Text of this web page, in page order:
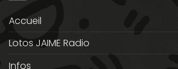
Accueil
Lotos JAIME Radio
Infos